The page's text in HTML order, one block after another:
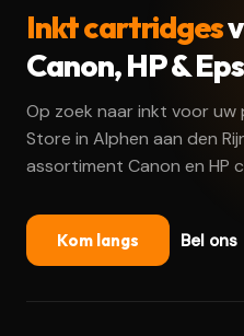
Inkt cartridges
Canon, HP &
Op zoek naar inkt voor uw
Store in Alphen aan den
assortiment Canon en HP
Kom langs Bel ons